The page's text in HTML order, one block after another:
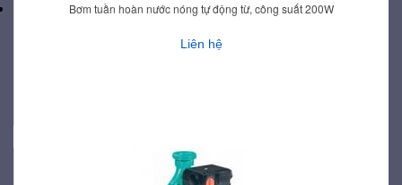
Bơm tuần hoàn nước nóng tự động từ, công suất 200W
Liên hệ